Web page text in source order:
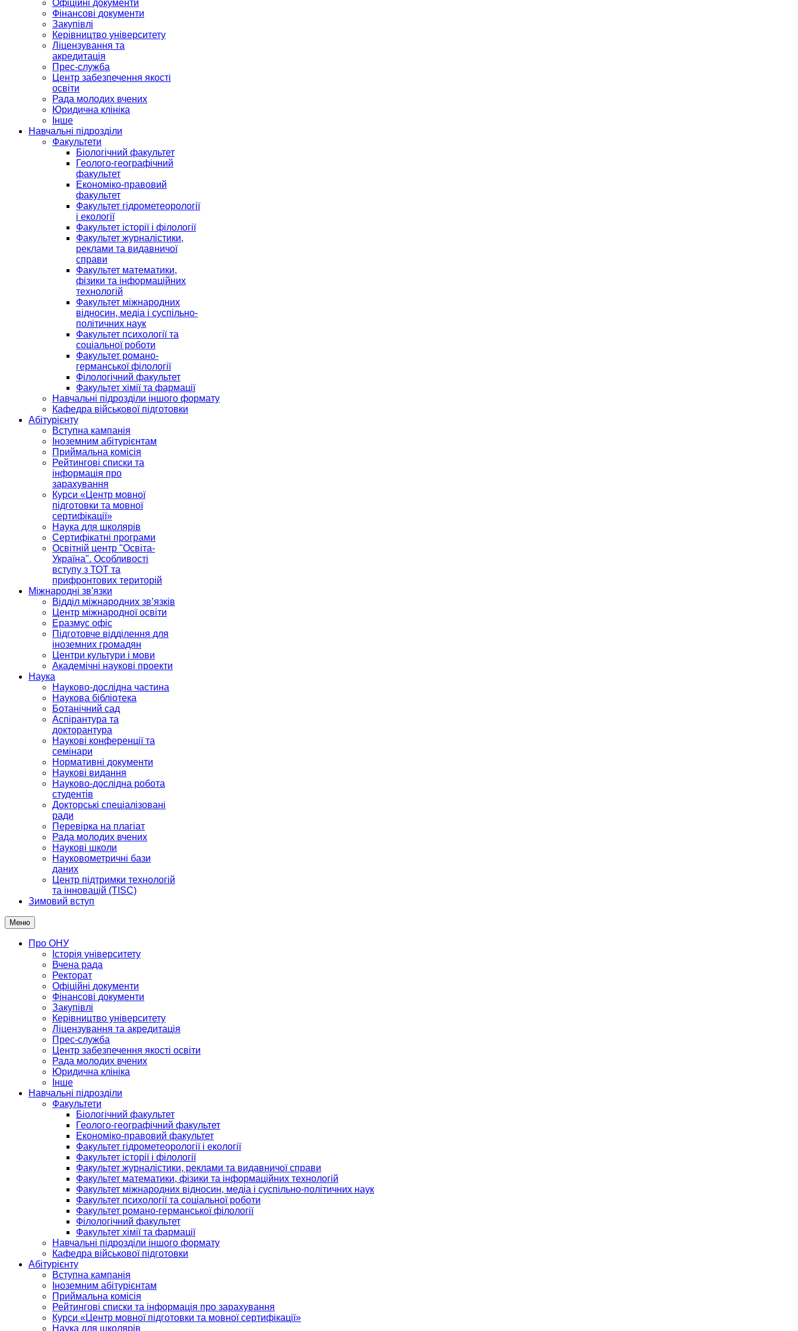
Офіційні документи
Фінансові документи
Закупівлі
Керівництво університету
Ліцензування та
акредитація
Прес-служба
Центр забезпечення якості
освіти
Рада молодих вчених
Юридична клініка
Інше
Навчальні підрозділи
Факультети
Біологічний факультет
Геолого-географічний
факультет
Економіко-правовий
факультет
Факультет гідрометеорології
і екології
Факультет історії і філології
Факультет журналістики,
реклами та видавничої
справи
Факультет математики,
фізики та інформаційних
технологій
Факультет міжнародних
відносин, медіа і суспільно-
політичних наук
Факультет психології та
соціальної роботи
Факультет романо-
германської філології
Філологічний факультет
Факультет хімії та фармації
Навчальні підрозділи іншого формату
Кафедра військової підготовки
Абітурієнту
Вступна кампанія
Іноземним абітурієнтам
Приймальна комісія
Рейтингові списки та
інформація про
зарахування
Курси «Центр мовної
підготовки та мовної
сертифікації»
Наука для школярів
Сертифікатні програми
Освітній центр "Освіта-
Україна". Особливості
вступу з ТОТ та
прифронтових територій
Міжнародні зв'язки
Відділ міжнародних зв’язків
Центр міжнародної освіти
Еразмус офіс
Підготовче відділення для
іноземних громадян
Центри культури і мови
Академічні наукові проекти
Наука
Науково-дослідна частина
Наукова бібліотека
Ботанічний сад
Аспірантура та
докторантура
Наукові конференції та
семінари
Нормативні документи
Наукові видання
Науково-дослідна робота
студентів
Докторські спеціалізовані
ради
Перевірка на плагіат
Рада молодих вчених
Наукові школи
Науковометричні бази
даних
Центр підтримки технологій
та інновацій (TISC)
Зимовий вступ
Меню
Про ОНУ
Історія університету
Вчена рада
Ректорат
Офіційні документи
Фінансові документи
Закупівлі
Керівництво університету
Ліцензування та акредитація
Прес-служба
Центр забезпечення якості освіти
Рада молодих вчених
Юридична клініка
Інше
Навчальні підрозділи
Факультети
Біологічний факультет
Геолого-географічний факультет
Економіко-правовий факультет
Факультет гідрометеорології і екології
Факультет історії і філології
Факультет журналістики, реклами та видавничої справи
Факультет математики, фізики та інформаційних технологій
Факультет міжнародних відносин, медіа і суспільно-політичних наук
Факультет психології та соціальної роботи
Факультет романо-германської філології
Філологічний факультет
Факультет хімії та фармації
Навчальні підрозділи іншого формату
Кафедра військової підготовки
Абітурієнту
Вступна кампанія
Іноземним абітурієнтам
Приймальна комісія
Рейтингові списки та інформація про зарахування
Курси «Центр мовної підготовки та мовної сертифікації»
Наука для школярів